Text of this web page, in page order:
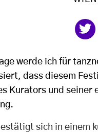
werde ich für
dass diesem
Kurators und
sich in einem